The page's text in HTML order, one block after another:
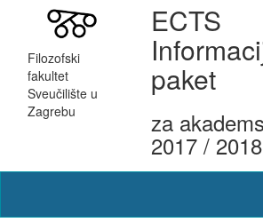
Filozofski
fakultet
Sveučilište u
Zagrebu
ECTS
paket
za
2017 / 2018